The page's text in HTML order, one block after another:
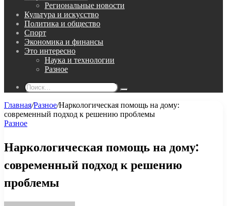
Региональные новости
Культура и искусство
Политика и общество
Спорт
Экономика и финансы
Это интересно
Наука и технологии
Разное
Поиск...
Главная/Разное/Наркологическая помощь на дому:
современный подход к решению проблемы
Разное
Наркологическая помощь на дому:
современный подход к решению
проблемы